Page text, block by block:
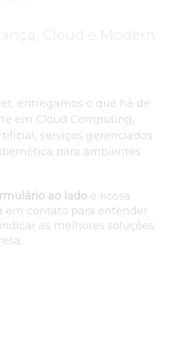
entregamos o que há de
em Cloud Computing,
serviços gerenciados
para ambientes
ao lado e nossa
em contato para entender
as melhores soluções